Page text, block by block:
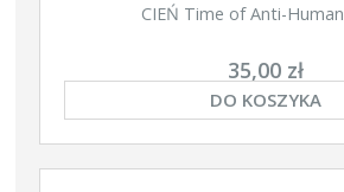
CIEŃ Time of Anti-
35,00 zł
DO KOSZYKA